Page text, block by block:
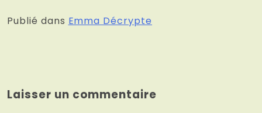
Publié dans Emma Décrypte
Laisser un commentaire